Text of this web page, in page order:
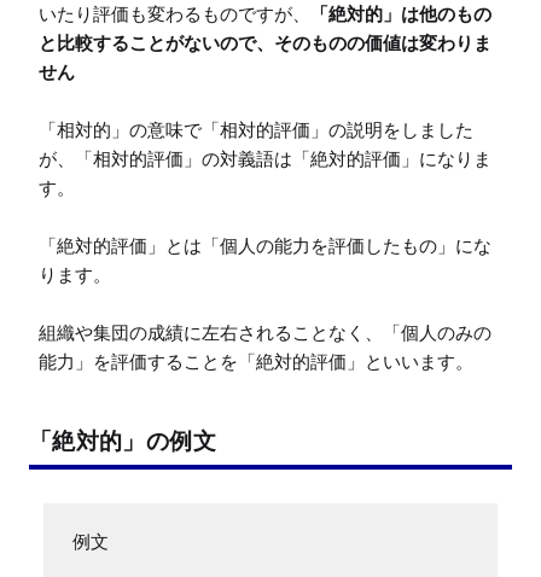
いたり評価も変わるものですが、
「絶対的」は他のもの
と比較することがないので、そのものの価値は変わりま
せん
「相対的」の意味で「相対的評価」の説明をしました
が、「相対的評価」の対義語は「絶対的評価」になりま
す。
「絶対的評価」とは「個人の能力を評価したもの」にな
ります。
組織や集団の成績に左右されることなく、「個人のみの
能力」を評価することを「絶対的評価」といいます。
「絶対的」の例文
例文